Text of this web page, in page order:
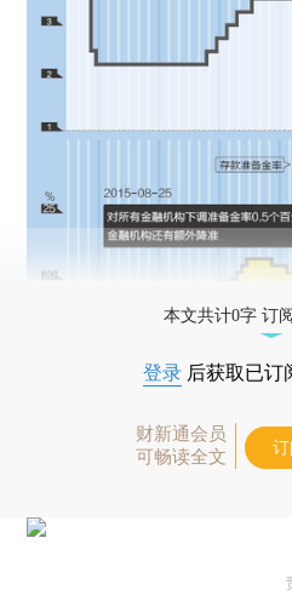
本文共计0字 订
登录 后获取已订
财新通会员
可畅读全文